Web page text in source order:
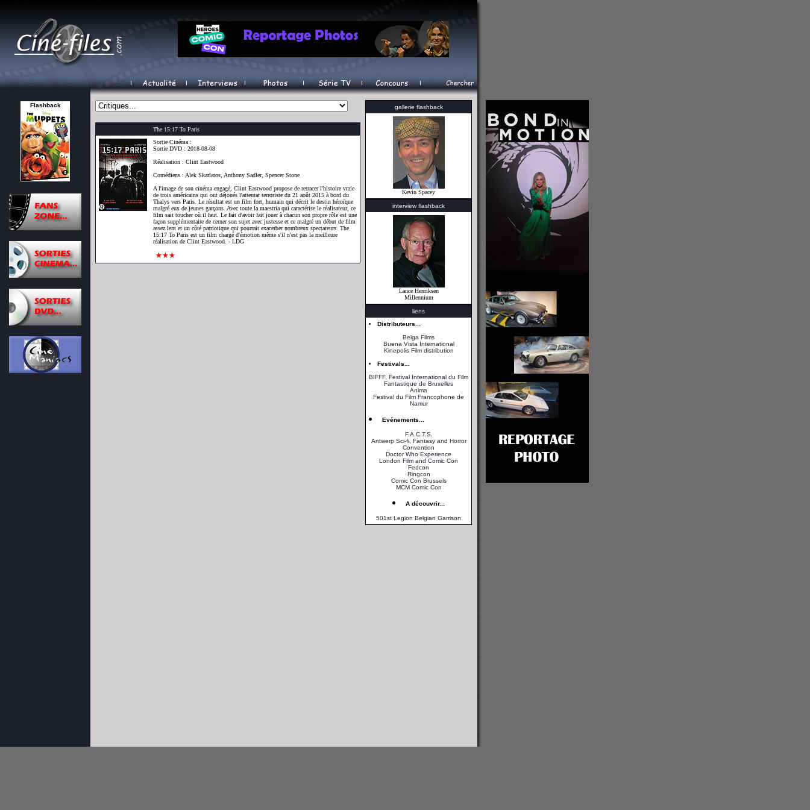
Flashback
The 15:17 To Paris
Sortie Cinéma :
Sortie DVD : 2018-08-08
Réalisation : Clint Eastwood
Comédiens : Alek Skarlatos, Anthony Sadler, Spencer Stone
A l'image de son cinéma engagé, Clint Eastwood propose de retracer l'histoire vraie
de trois américains qui ont déjoués l'attentat terroriste du 21 août 2015 à bord du
Thalys vers Paris. Le résultat est un film fort, humain qui décrit le destin héroïque
malgré eux de jeunes garçons. Avec toute la maestria qui caractérise le réalisateur, ce
film sait toucher où il faut. Le fait d'avoir fait jouer à chacun son propre rôle est une
façon supplémentaire de cerner son sujet avec justesse et ce malgré un début de film
assez lent et un côté patriotique qui pourrait exacerber nombreux spectateurs. The
15:17 To Paris est un film chargé d'émotion même s'il n'est pas la meilleure
réalisation de Clint Eastwood. - LDG
gallerie flashback
Kevin Spacey
interview flashback
Lance Henriksen
Millennium
liens
Distributeurs...
Belga Films
Buena Vista International
Kinepolis Film distribution
Festivals...
BIFFF, Festival International du Film
Fantastique de Bruxelles
Anima
Festival du Film Francophone de
Namur
Evénements...
F.A.C.T.S.
Antwerp Sci-fi, Fantasy and Horror
Convention
Doctor Who Experience
London Film and Comic Con
Fedcon
Ringcon
Comic Con Brussels
MCM Comic Con
A découvrir...
501st Legion Belgian Garrison